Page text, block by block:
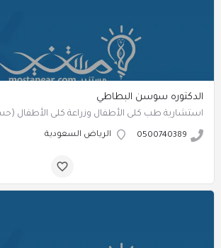
الدكتوره سوسن البطاطي
استشارية طب كلى الأطفال وزراعة كلى الأطفال
0500740389 الرياض السعودية